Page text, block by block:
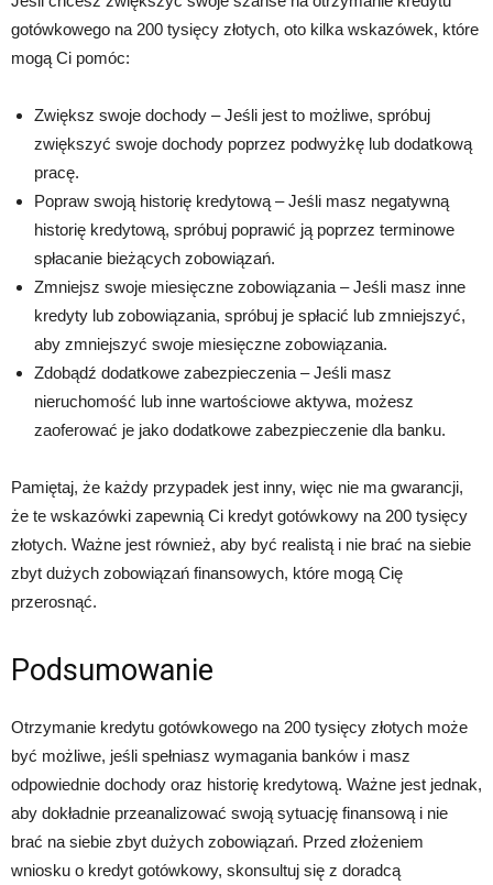
gotówkowego na 200 tysięcy złotych, oto kilka wskazówek, które
mogą Ci pomóc:
Zwiększ swoje dochody – Jeśli jest to możliwe, spróbuj
zwiększyć swoje dochody poprzez podwyżkę lub dodatkową
pracę.
Popraw swoją historię kredytową – Jeśli masz negatywną
historię kredytową, spróbuj poprawić ją poprzez terminowe
spłacanie bieżących zobowiązań.
Zmniejsz swoje miesięczne zobowiązania – Jeśli masz inne
kredyty lub zobowiązania, spróbuj je spłacić lub zmniejszyć,
aby zmniejszyć swoje miesięczne zobowiązania.
Zdobądź dodatkowe zabezpieczenia – Jeśli masz
nieruchomość lub inne wartościowe aktywa, możesz
zaoferować je jako dodatkowe zabezpieczenie dla banku.
Pamiętaj, że każdy przypadek jest inny, więc nie ma gwarancji,
że te wskazówki zapewnią Ci kredyt gotówkowy na 200 tysięcy
złotych. Ważne jest również, aby być realistą i nie brać na siebie
zbyt dużych zobowiązań finansowych, które mogą Cię
przerosnąć.
Podsumowanie
Otrzymanie kredytu gotówkowego na 200 tysięcy złotych może
być możliwe, jeśli spełniasz wymagania banków i masz
odpowiednie dochody oraz historię kredytową. Ważne jest jednak,
aby dokładnie przeanalizować swoją sytuację finansową i nie
brać na siebie zbyt dużych zobowiązań. Przed złożeniem
wniosku o kredyt gotówkowy, skonsultuj się z doradcą